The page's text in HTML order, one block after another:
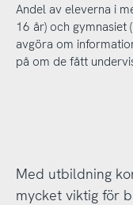
Andel av eleverna i
16 år) och gymnasiet
avgöra om
på om de fått
Med utbildning
mycket viktig för